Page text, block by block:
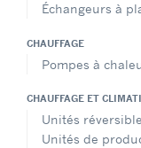
Échangeurs à
CHAUFFAGE
Pompes à
CHAUFFAGE ET
Unités
Unités de